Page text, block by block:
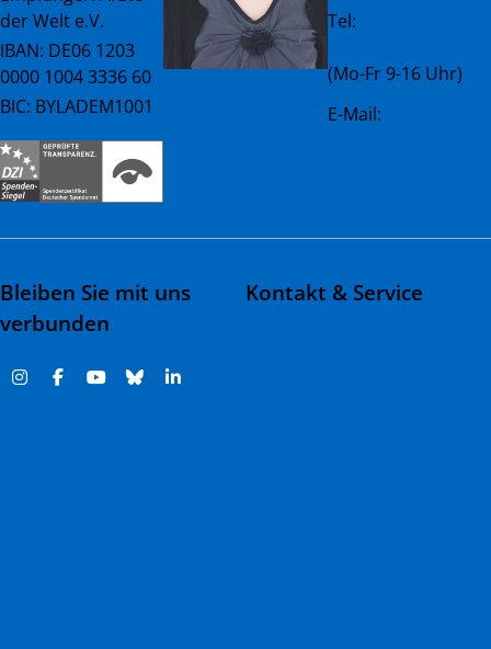
der Welt e.V.
IBAN: DE06 1203
0000 1004 3336 60
BIC: BYLADEM1001
Tel:
(Mo-Fr 9-16 Uhr)
E-Mail:
Bleiben Sie mit uns
verbunden
Kontakt & Service